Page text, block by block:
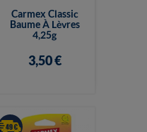
Carmex Classic
Baume À Lèvres
4,25g
3,50 €